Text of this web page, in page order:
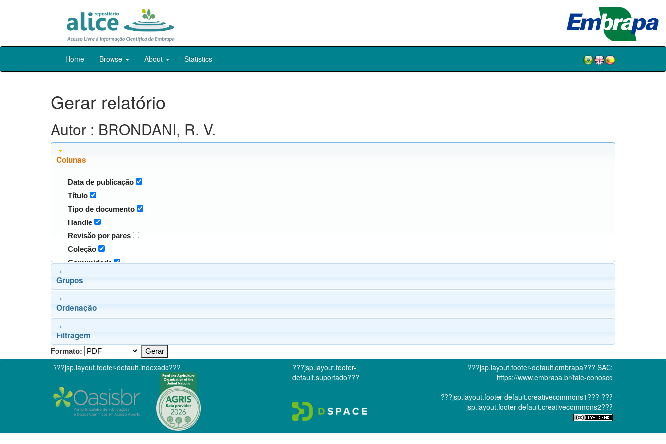
Skip
Home Browse About Statistics
Gerar relatório
Autor : BRONDANI, R. V.
Colunas
Data de publicação
Título
Tipo de documento
Handle
Revisão por pares
Coleção
Comunidade
Grupos
Ordenação
Filtragem
Formato:
???jsp.layout.footer-default.indexado???
???jsp.layout.footer-
default.suportado???
???jsp.layout.footer-default.embrapa??? SAC:
https://www.embrapa.br/fale-conosco
???jsp.layout.footer-default.creativecommons1??? ???
jsp.layout.footer-default.creativecommons2???